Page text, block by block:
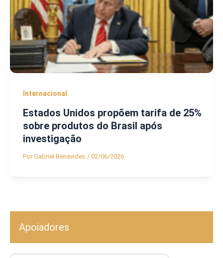
Internacional
Estados Unidos propõem tarifa de 25%
sobre produtos do Brasil após
investigação
PorGabriel Benevides / 02/06/2026
Apoiadores